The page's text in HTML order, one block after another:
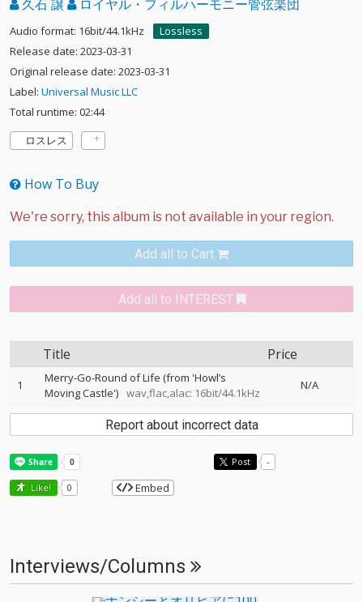
久石 譲 ロイヤル・フィルハーモニー管弦楽団
Audio format: 16bit/44.1kHz
Lossless
Release date: 2023-03-31
Original release date: 2023-03-31
Label: Universal Music LLC
Total runtime: 02:44
ロスレス
How To Buy
Add all to Cart
Add all to INTEREST
Title Price
1
Merry-Go-Round of Life (from 'Howl’s
Moving Castle') wav,flac,alac: 16bit/44.1kHz
N/A
Report about incorrect data
Post -
Like! 0 Embed
Interviews/Columns